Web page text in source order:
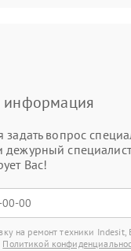
информация
задать вопрос
Вас!
на ремонт техники Indesit,
Политикой